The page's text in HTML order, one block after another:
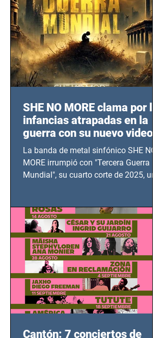
SHE NO MORE clama por las
infancias atrapadas en la
guerra con su nuevo video
TERCERA GUERRA
MUNDIAL
La banda de metal sinfónico SHE NO
MORE irrumpió con "Tercera Guerra
Mundial", su cuarto corte de 2025, un
bélicos.
Cantón: 7 conciertos de